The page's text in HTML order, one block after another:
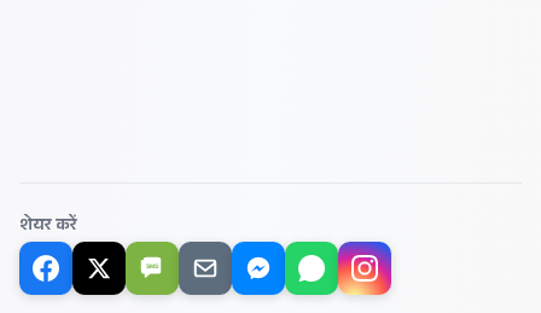
शेयर करें
SMS